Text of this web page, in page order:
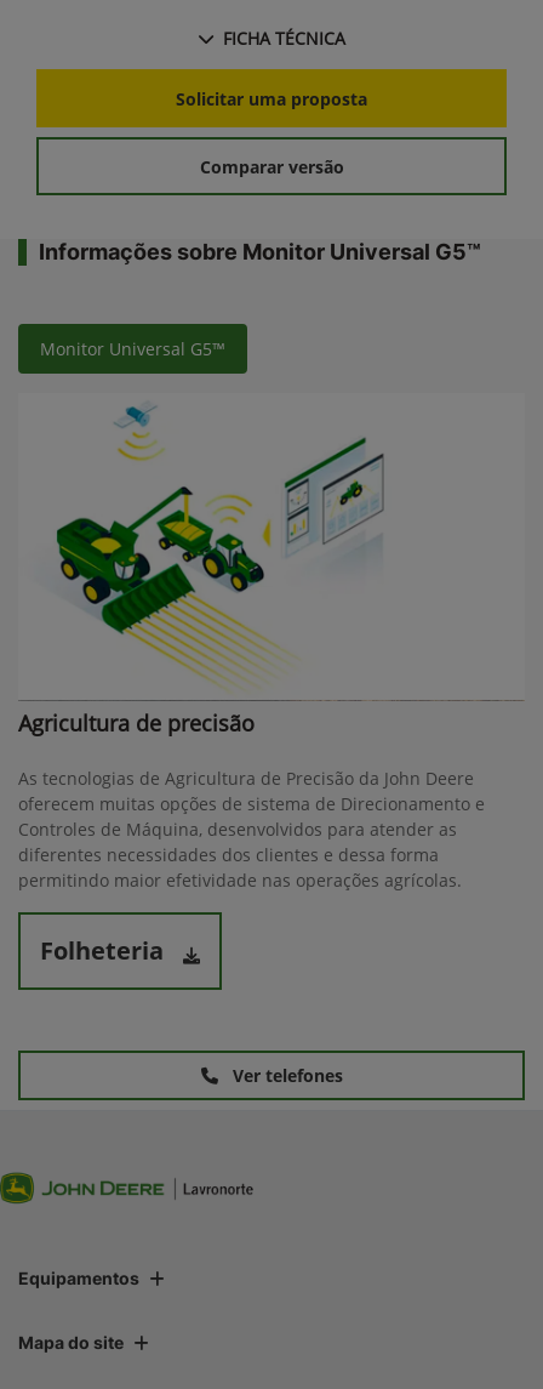
FICHA TÉCNICA
Solicitar uma proposta
Comparar versão
Informações sobre Monitor Universal G5™
Monitor Universal G5™
Agricultura de precisão
As tecnologias de Agricultura de Precisão da John Deere
oferecem muitas opções de sistema de Direcionamento e
Controles de Máquina, desenvolvidos para atender as
diferentes necessidades dos clientes e dessa forma
permitindo maior efetividade nas operações agrícolas.
Folheteria
Ver telefones
Equipamentos
Mapa do site